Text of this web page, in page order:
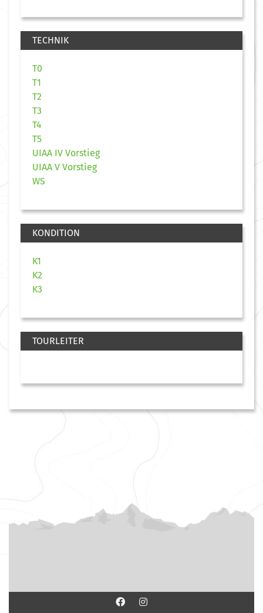
TECHNIK
T0
T1
T2
T3
T4
T5
UIAA IV Vorstieg
UIAA V Vorstieg
WS
KONDITION
K1
K2
K3
TOURLEITER